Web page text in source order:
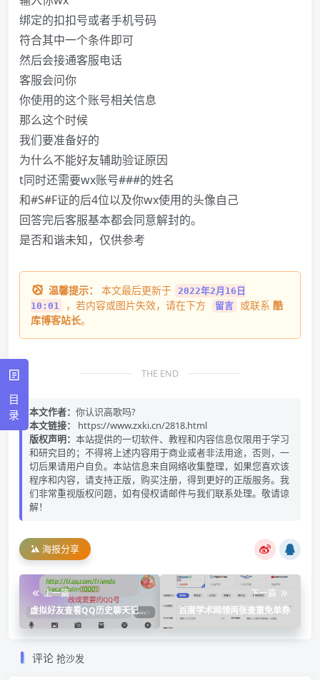
绑定的扣扣号或者手机号码
符合其中一个条件即可
然后会接通客服电话
客服会问你
你使用的这个账号相关信息
那么这个时候
我们要准备好的
为什么不能好友辅助验证原因
t同时还需要wx账号###的姓名
和#S#F证的后4位以及你wx使用的头像自己
回答完后客服基本都会同意解封的。
是否和谐未知，仅供参考
温馨提示： 本文最后更新于
2022年2月16日
10:01
，若内容或图片失效，请在下方 留言 或联系 酷
库博客站长。
THE END
本文作者： 你认识高歌吗?
本文链接：
https://www.zxki.cn/2818.html
版权声明： 本站提供的一切软件、教程和内容信息仅限用于学习
和研究目的；不得将上述内容用于商业或者非法用途，否则，一
切后果请用户自负。本站信息来自网络收集整理，如果您喜欢该
程序和内容，请支持正版，购买注册，得到更好的正版服务。我
们非常重视版权问题，如有侵权请邮件与我们联系处理。敬请谅
解！
海报分享
上一篇
虚拟好友查看QQ历史聊天记录
消息
下一篇
百度学术网领两张查重免单券
评论 抢沙发
目
录